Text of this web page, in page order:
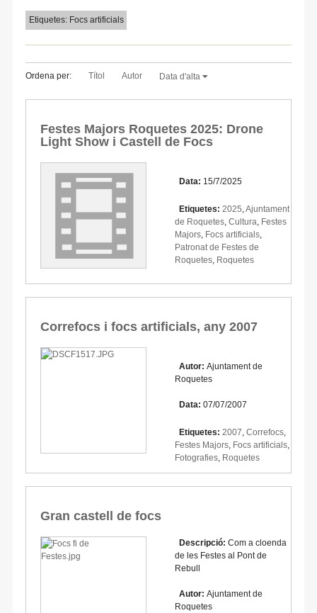
Etiquetes: Focs artificials
Ordena per: Títol Autor Data d'alta
Festes Majors Roquetes 2025: Drone
Light Show i Castell de Focs
Data: 15/7/2025
Etiquetes: 2025 Ajuntament
de Roquetes Cultura Festes
Majors Focs artificials
Patronat de Festes de
Roquetes Roquetes
Correfocs i focs artificials, any 2007
Autor: Ajuntament de
Roquetes
Data: 07/07/2007
Etiquetes: 2007 Correfocs
Festes Majors Focs artificials
Fotografies Roquetes
Gran castell de focs
Descripció: Com a cloenda
de les Festes al Pont de
Rebull
Autor: Ajuntament de
Roquetes